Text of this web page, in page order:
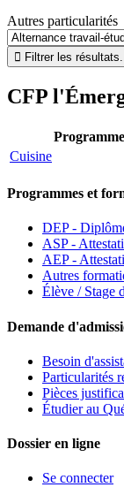
Autres particularités
CFP
Programme
Cuisine
Programmes et
DEP -
ASP -
AEP -
Autres
Élève / Stage
Demande
Besoin
Particularités
Pièces
Étudier au
Dossier en ligne
Se connecter